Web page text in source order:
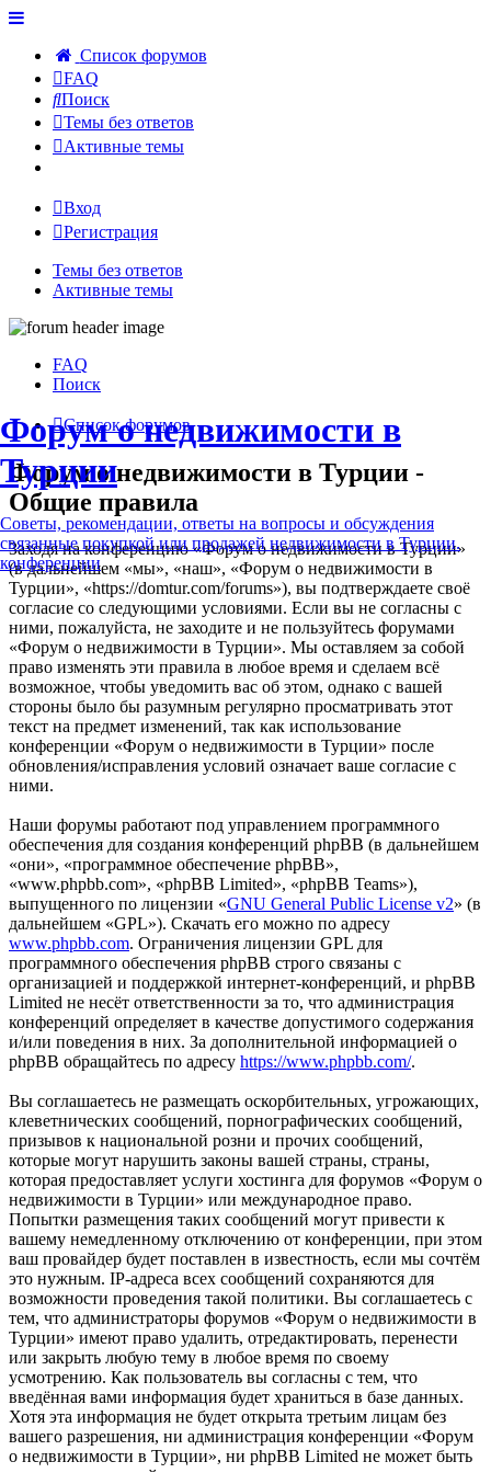
Список форумов
FAQ
Поиск
Темы без ответов
Активные темы
Вход
Регистрация
Темы без ответов
Активные темы
Форум о недвижимости в
Турции
Советы, рекомендации, ответы на вопросы и обсуждения
связанные покупкой или продажей недвижимости в Турции.
конференции
FAQ
Поиск
Список форумов
Форум о недвижимости в Турции -
Общие правила
Заходя на конференцию «Форум о недвижимости в Турции»
(в дальнейшем «мы», «наш», «Форум о недвижимости в
Турции», «https://domtur.com/forums»), вы подтверждаете своё
согласие со следующими условиями. Если вы не согласны с
ними, пожалуйста, не заходите и не пользуйтесь форумами
«Форум о недвижимости в Турции». Мы оставляем за собой
право изменять эти правила в любое время и сделаем всё
возможное, чтобы уведомить вас об этом, однако с вашей
стороны было бы разумным регулярно просматривать этот
текст на предмет изменений, так как использование
конференции «Форум о недвижимости в Турции» после
обновления/исправления условий означает ваше согласие с
ними.
Наши форумы работают под управлением программного
обеспечения для создания конференций phpBB (в дальнейшем
«они», «программное обеспечение phpBB»,
«www.phpbb.com», «phpBB Limited», «phpBB Teams»),
выпущенного по лицензии «GNU General Public License v2» (в
дальнейшем «GPL»). Скачать его можно по адресу
www.phpbb.com. Ограничения лицензии GPL для
программного обеспечения phpBB строго связаны с
организацией и поддержкой интернет-конференций, и phpBB
Limited не несёт ответственности за то, что администрация
конференций определяет в качестве допустимого содержания
и/или поведения в них. За дополнительной информацией о
phpBB обращайтесь по адресу https://www.phpbb.com/.
Вы соглашаетесь не размещать оскорбительных, угрожающих,
клеветнических сообщений, порнографических сообщений,
призывов к национальной розни и прочих сообщений,
которые могут нарушить законы вашей страны, страны,
которая предоставляет услуги хостинга для форумов «Форум о
недвижимости в Турции» или международное право.
Попытки размещения таких сообщений могут привести к
вашему немедленному отключению от конференции, при этом
ваш провайдер будет поставлен в известность, если мы сочтём
это нужным. IP-адреса всех сообщений сохраняются для
возможности проведения такой политики. Вы соглашаетесь с
тем, что администраторы форумов «Форум о недвижимости в
Турции» имеют право удалить, отредактировать, перенести
или закрыть любую тему в любое время по своему
усмотрению. Как пользователь вы согласны с тем, что
введённая вами информация будет храниться в базе данных.
Хотя эта информация не будет открыта третьим лицам без
вашего разрешения, ни администрация конференции «Форум
о недвижимости в Турции», ни phpBB Limited не может быть